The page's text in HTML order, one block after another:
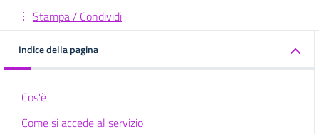
Stampa / Condividi
Indice della pagina
Cos'è
Come si accede al servizio